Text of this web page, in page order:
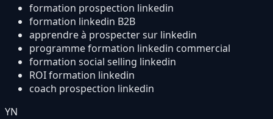
formation prospection linkedin
formation linkedin B2B
apprendre à prospecter sur linkedin
programme formation linkedin commercial
formation social selling linkedin
ROI formation linkedin
coach prospection linkedin
YN